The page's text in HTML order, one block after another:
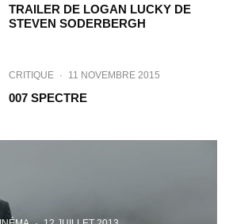
TRAILER DE LOGAN LUCKY DE
STEVEN SODERBERGH
CRITIQUE · 11 NOVEMBRE 2015
007 SPECTRE